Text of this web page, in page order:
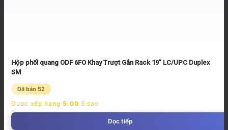
Hộp phối quang ODF 6FO Khay Trượt Gắn Rack 19” LC/UPC Duplex
SM
Đã bán 52
Được xếp hạng 5.00 5 sao
Đọc tiếp